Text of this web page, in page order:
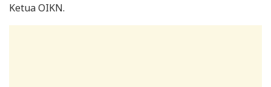
Ketua OIKN.